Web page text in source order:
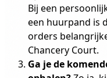
Bij een
een huurpand is
orders
Chancery Court.
Ga je de